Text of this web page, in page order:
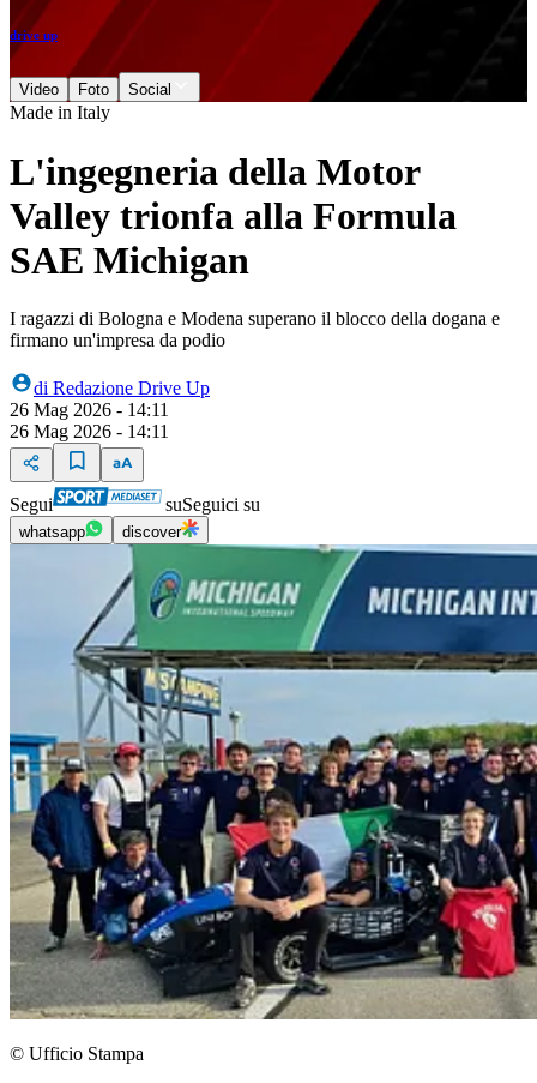
drive up
Video Foto Social
Made in Italy
L'ingegneria della Motor
Valley trionfa alla Formula
SAE Michigan
I ragazzi di Bologna e Modena superano il blocco della dogana e
firmano un'impresa da podio
di Redazione Drive Up
26 Mag 2026 - 14:11
26 Mag 2026 - 14:11
Segui suSeguici su
whatsapp discover
© Ufficio Stampa